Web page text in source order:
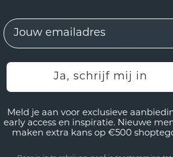
Verlovingsring Azra RND
witgoud lab-grown diamant
Verras
EMail
Ja, schrijf mij in
Meld je aan voor exclusieve
early access en inspiratie. Nieuwe
maken extra kans op €500